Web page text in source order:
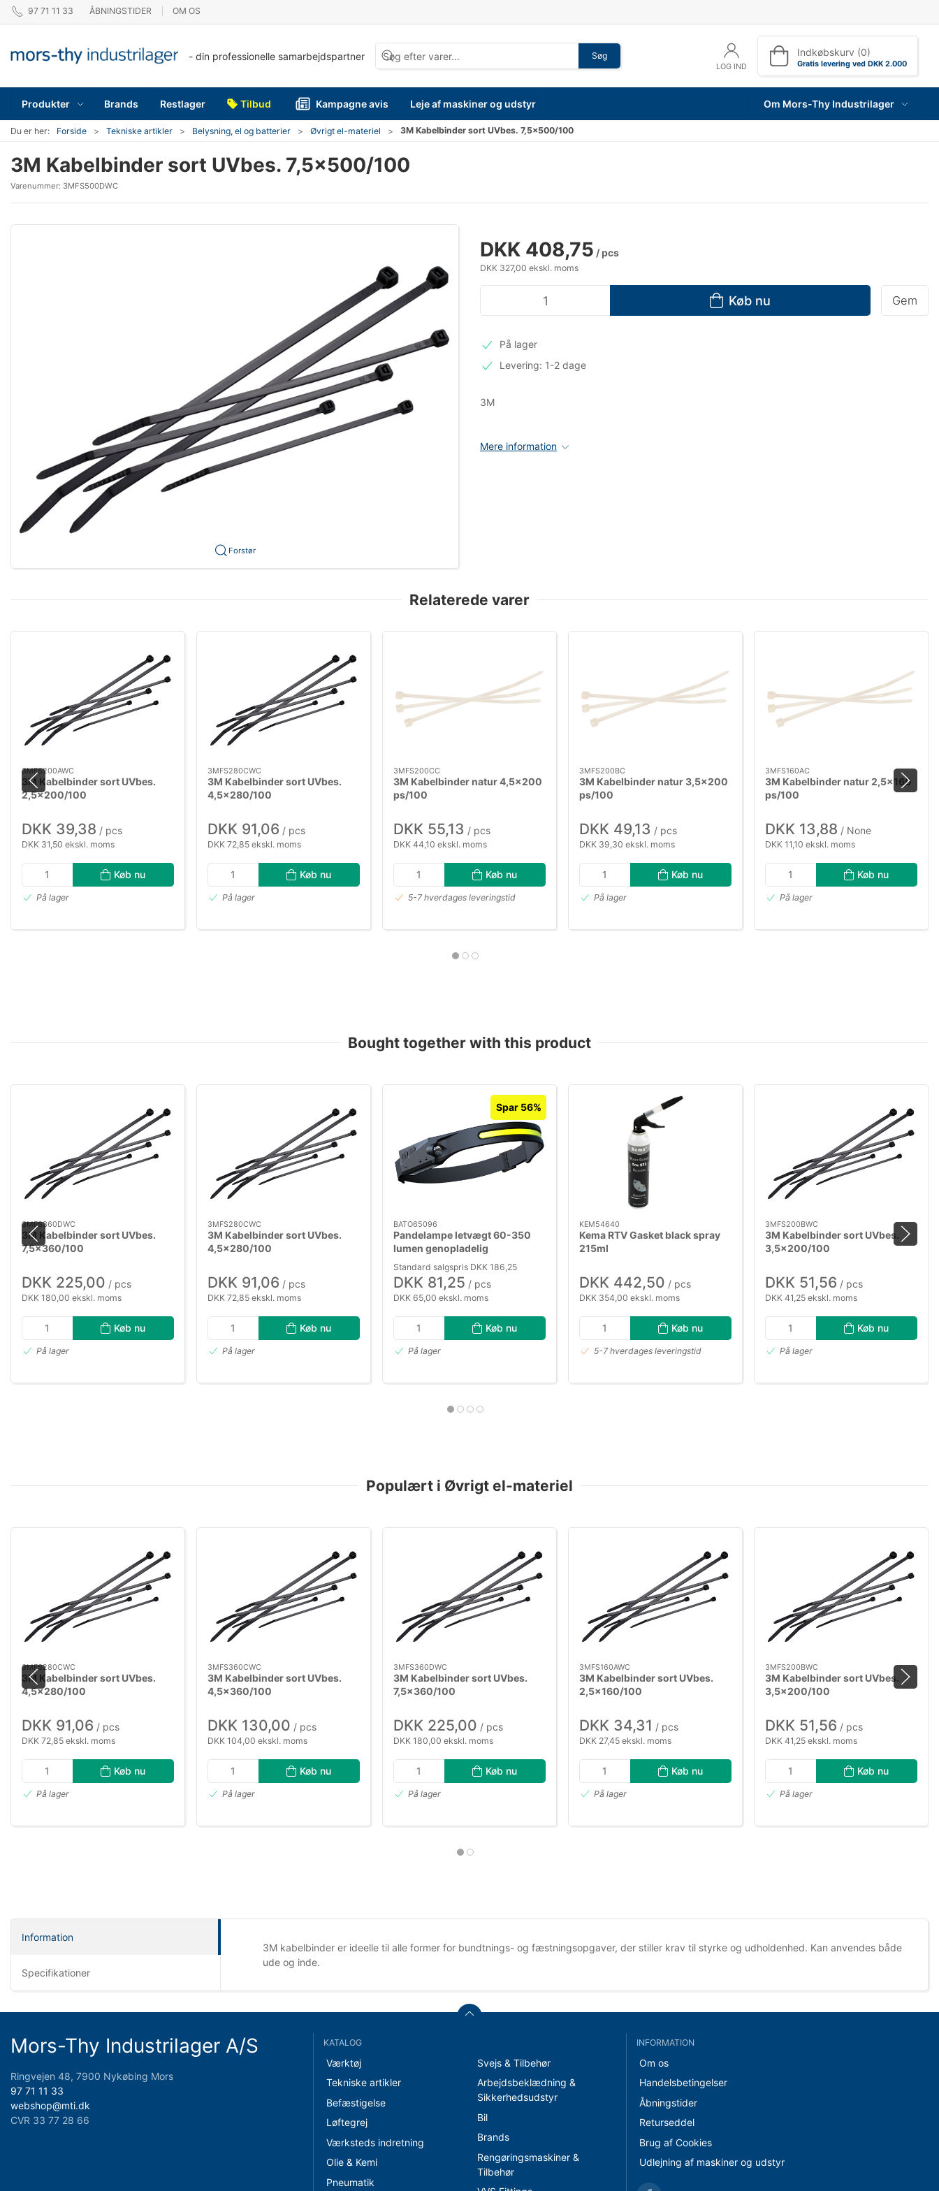
97 71 11 33 ÅBNINGSTIDER OM OS
- din professionelle samarbejdspartner Søg
LOG IND
Indkøbskurv (0)
Gratis levering ved DKK 2.000
Produkter Brands Restlager Tilbud Kampagne avis Leje af maskiner og udstyr Om Mors-Thy Industrilager
Du er her: Forside Tekniske artikler Belysning, el og batterier Øvrigt el-materiel 3M Kabelbinder sort UVbes. 7,5×500/100
3M Kabelbinder sort UVbes. 7,5×500/100
Varenummer: 3MFS500DWC
Forstør
DKK 408,75 / pcs
DKK 327,00 ekskl. moms
Køb nu Gem
På lager
Levering: 1-2 dage
3M
Mere information
Relaterede varer
3MFS200AWC
3M Kabelbinder sort UVbes.
2,5×200/100
DKK 39,38 / pcs
DKK 31,50 ekskl. moms
Køb nu
På lager
3MFS280CWC
3M Kabelbinder sort UVbes.
4,5×280/100
DKK 91,06 / pcs
DKK 72,85 ekskl. moms
Køb nu
På lager
3MFS200CC
3M Kabelbinder natur 4,5×200
ps/100
DKK 55,13 / pcs
DKK 44,10 ekskl. moms
Køb nu
5-7 hverdages leveringstid
3MFS200BC
3M Kabelbinder natur 3,5×200
ps/100
DKK 49,13 / pcs
DKK 39,30 ekskl. moms
Køb nu
På lager
3MFS160AC
3M Kabelbinder natur 2,5×160
ps/100
DKK 13,88 / None
DKK 11,10 ekskl. moms
Køb nu
På lager
Bought together with this product
3MFS360DWC
3M Kabelbinder sort UVbes.
7,5×360/100
DKK 225,00 / pcs
DKK 180,00 ekskl. moms
Køb nu
På lager
3MFS280CWC
3M Kabelbinder sort UVbes.
4,5×280/100
DKK 91,06 / pcs
DKK 72,85 ekskl. moms
Køb nu
På lager
Spar 56%
BATO65096
Pandelampe letvægt 60-350
lumen genopladelig
Standard salgspris DKK 186,25
DKK 81,25 / pcs
DKK 65,00 ekskl. moms
Køb nu
På lager
KEM54640
Kema RTV Gasket black spray
215ml
DKK 442,50 / pcs
DKK 354,00 ekskl. moms
Køb nu
5-7 hverdages leveringstid
3MFS200BWC
3M Kabelbinder sort UVbes.
3,5×200/100
DKK 51,56 / pcs
DKK 41,25 ekskl. moms
Køb nu
På lager
Populært i Øvrigt el-materiel
3MFS280CWC
3M Kabelbinder sort UVbes.
4,5×280/100
DKK 91,06 / pcs
DKK 72,85 ekskl. moms
Køb nu
På lager
3MFS360CWC
3M Kabelbinder sort UVbes.
4,5×360/100
DKK 130,00 / pcs
DKK 104,00 ekskl. moms
Køb nu
På lager
3MFS360DWC
3M Kabelbinder sort UVbes.
7,5×360/100
DKK 225,00 / pcs
DKK 180,00 ekskl. moms
Køb nu
På lager
3MFS160AWC
3M Kabelbinder sort UVbes.
2,5×160/100
DKK 34,31 / pcs
DKK 27,45 ekskl. moms
Køb nu
På lager
3MFS200BWC
3M Kabelbinder sort UVbes.
3,5×200/100
DKK 51,56 / pcs
DKK 41,25 ekskl. moms
Køb nu
På lager
Information
Specifikationer
3M kabelbinder er ideelle til alle former for bundtnings- og fæstningsopgaver, der stiller krav til styrke og udholdenhed. Kan anvendes både
ude og inde.
Mors-Thy Industrilager A/S
Ringvejen 48, 7900 Nykøbing Mors
97 71 11 33
webshop@mti.dk
CVR 33 77 28 66
KATALOG
Værktøj
Tekniske artikler
Befæstigelse
Løftegrej
Værksteds indretning
Olie & Kemi
Pneumatik
Svejs & Tilbehør
Arbejdsbeklædning &
Sikkerhedsudstyr
Bil
Brands
Rengøringsmaskiner &
Tilbehør
INFORMATION
Om os
Handelsbetingelser
Åbningstider
Returseddel
Brug af Cookies
Udlejning af maskiner og udstyr